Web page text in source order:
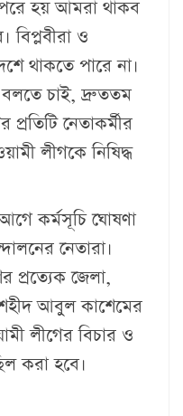
হয় আমরা থাকব
ও
থাকতে পারে না।
চাই, দ্রুততম
নেতাকর্মীর
লীগকে নিষিদ্ধ
কর্মসূচি ঘোষণা
নেতারা।
প্রত্যেক জেলা,
আবুল কাশেমের
লীগের বিচার ও
করা হবে।